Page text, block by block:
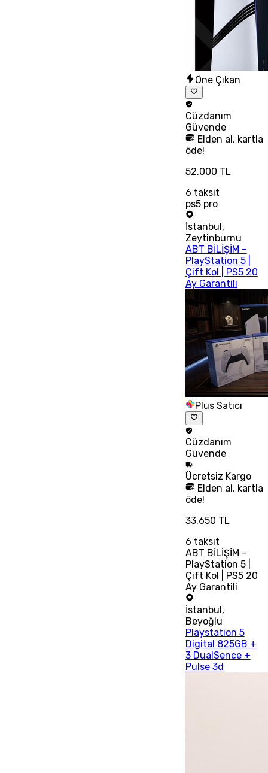
Öne Çıkan
Cüzdanım
Güvende
Elden al, kartla
öde!
52.000 TL
6 taksit
ps5 pro
İstanbul ,
Zeytinburnu
ABT BİLİŞİM –
PlayStation 5 |
Çift Kol | PS5 20
Ay Garantili
Plus Satıcı
Cüzdanım
Güvende
Ücretsiz Kargo
Elden al, kartla
öde!
33.650 TL
6 taksit
ABT BİLİŞİM –
PlayStation 5 |
Çift Kol | PS5 20
Ay Garantili
İstanbul,
Beyoğlu
Playstation 5
Digital 825GB +
3 DualSence +
Pulse 3d